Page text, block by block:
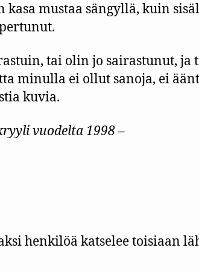
kasa mustaa sängyllä, kuin
tai olin jo sairastunut, ja
minulla ei ollut sanoja, ei
kuvia.
vuodelta 1998 –